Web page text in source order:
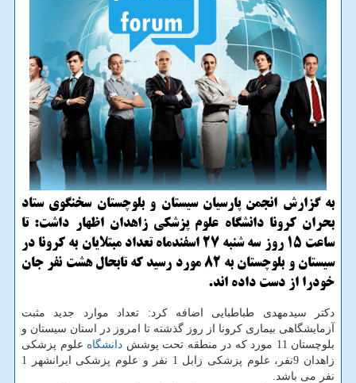
به گزارش انجمن پارسیان سیستان و بلوچستان سخنگوی ستاد
بحران كرونا دانشگاه علوم پزشكی زاهدان اظهار داشت: تا
ساعت 15 روز سه شنبه 27 اسفندماه تعداد مبتلایان به كرونا در
سیستان و بلوچستان به 82 مورد رسید كه تابحال هشت نفر جان
خودرا از دست داده اند.
دكتر سیدمهدی طباطبایی اضافه كرد: تعداد موارد جدید مثبت
آزمایشگاهی بیماری كرونا از روز گذشته تا امروز در استان سیستان و
بلوچستان 11 مورد كه در منطقه تحت پوشش
دانشگاه علوم پزشكی
زاهدان 9نفر، علوم پزشكی زابل 1 نفر و علوم پزشكی ایرانشهر 1
نفر می باشد.